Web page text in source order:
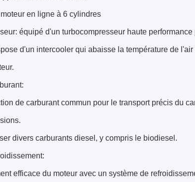
en ligne à 6 cylindres
équipé d'un turbocompresseur haute
d'un intercooler qui abaisse la température de
de carburant commun pour le transport précis du
divers carburants diesel, y compris le biodiesel.
efficace du moteur avec un système de